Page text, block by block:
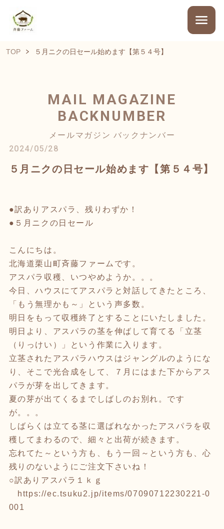
TOP ５月ニクの日セール始めます【第５４号】
MAIL MAGAZINE
BACKNUMBER
メールマガジン バックナンバー
2024/05/28
５月ニクの日セール始めます【第５４号】
●訳ありアスパラ、残りわずか！
●５月ニクの日セール
こんにちは。
北海道栗山町斉藤ファームです。
アスパラ収穫、いつやめようか。。。
今日、ハウスにてアスパラと対話してきたところ、
「もう無理かも～」という声多数。
明日をもって収穫終了とすることにいたしました。
明日より、アスパラの茎を伸ばして育てる「立茎
（りっけい）」という作業に入ります。
立茎されたアスパラハウスはジャングルのようにな
り、そこで光合成をして、７月にはまた下からアス
パラが芽を出してきます。
夏の芽が出てくるまでしばしのお別れ。です
が。。。
しばらくは立てる茎に選ばれなかったアスパラを収
穫してまわるので、細々と出荷が続きます。
忘れてた～という方も、もう一回～という方も、心
残りのないようにご注文下さいね！
○訳ありアスパラ１ｋｇ
https://ec.tsuku2.jp/items/07090712230221-0
001